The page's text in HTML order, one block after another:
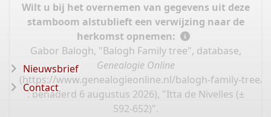
Wilt u bij het overnemen van gegevens uit deze
stamboom alstublieft een verwijzing naar de
herkomst opnemen:
Gabor Balogh, "Balogh Family tree", database,
Genealogie Online
(https://www.genealogieonline.nl/balogh-family-tree/
: benaderd 6 augustus 2026), "Itta de Nivelles (±
592-652)".
Nieuwsbrief
Contact